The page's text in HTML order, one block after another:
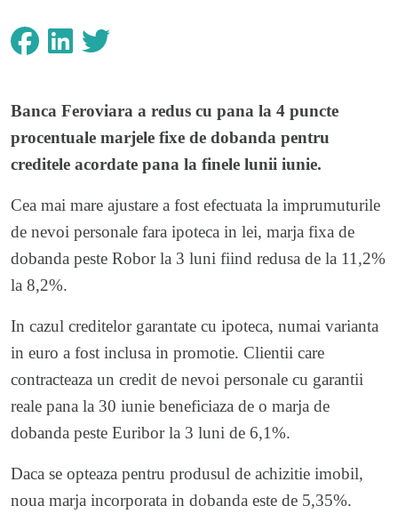
Banca Feroviara a redus cu pana la 4 puncte
procentuale marjele fixe de dobanda pentru
creditele acordate pana la finele lunii iunie.
Cea mai mare ajustare a fost efectuata la imprumuturile
de nevoi personale fara ipoteca in lei, marja fixa de
dobanda peste Robor la 3 luni fiind redusa de la 11,2%
la 8,2%.
In cazul creditelor garantate cu ipoteca, numai varianta
in euro a fost inclusa in promotie. Clientii care
contracteaza un credit de nevoi personale cu garantii
reale pana la 30 iunie beneficiaza de o marja de
dobanda peste Euribor la 3 luni de 6,1%.
Daca se opteaza pentru produsul de achizitie imobil,
noua marja incorporata in dobanda este de 5,35%.